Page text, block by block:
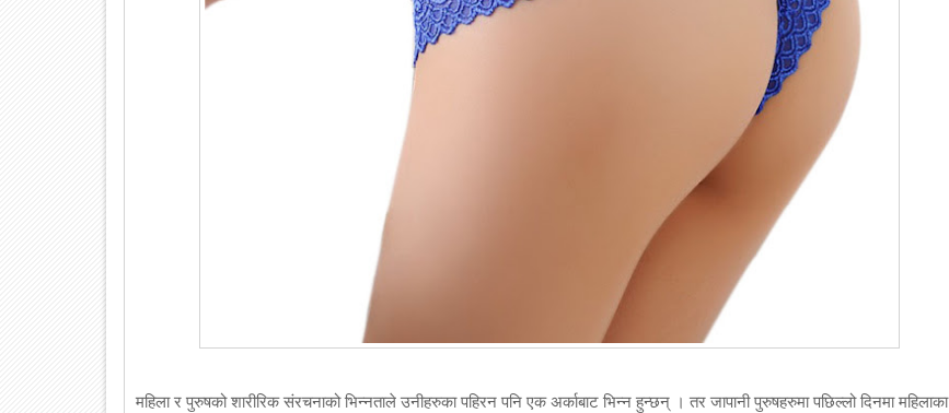
महिला र पुरुषको शारीरिक संरचनाको भिन्नताले उनीहरुका पहिरन पनि एक अर्काबाट भिन्न हुन्छन् । तर जापानी पुरुषहरुमा पछिल्लो दिनमा महिलाका